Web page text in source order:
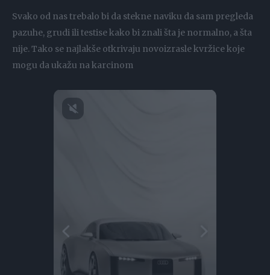
Svako od nas trebalo bi da stekne naviku da sam pregleda
pazuhe, grudi ili testise kako bi znali šta je normalno, a šta
nije. Tako se najlakše otkrivaju novoizrasle kvržice koje
mogu da ukažu na karcinom